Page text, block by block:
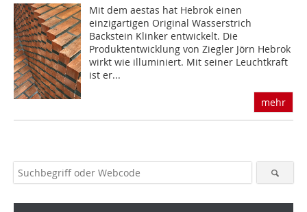
Mit dem aestas hat Hebrok einen
einzigartigen Original Wasserstrich
Backstein Klinker entwickelt. Die
Produktentwicklung von Ziegler Jörn Hebrok
wirkt wie illuminiert. Mit seiner Leuchtkraft
ist er...
mehr